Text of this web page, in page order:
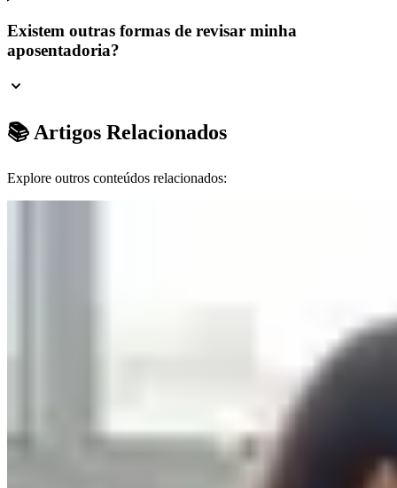
Existem outras formas de revisar minha
aposentadoria?
📚 Artigos Relacionados
Explore outros conteúdos relacionados: